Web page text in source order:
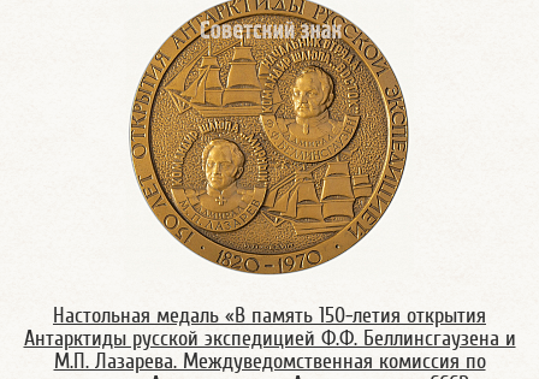
Настольная медаль «В память 150-летия открытия
Антарктиды русской экспедицией Ф.Ф. Беллинсгаузена и
М.П. Лазарева. Междуведомственная комиссия по